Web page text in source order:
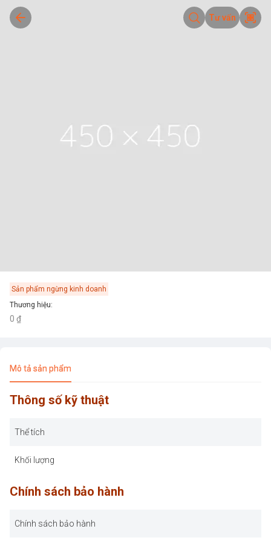
Tư vấn
Sản phẩm ngừng kinh doanh
Thương hiệu:
0 ₫
Mô tả sản phẩm
Thông số kỹ thuật
Thể tích
Khối lượng
Chính sách bảo hành
Chính sách bảo hành